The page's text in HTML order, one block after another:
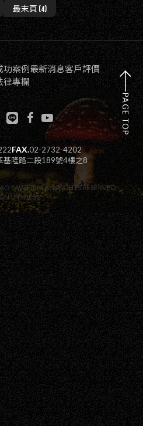
告律師事務所勞資律師團隊親自指
部最新修正案，為各位老闆解析居家
等實務地雷，帶您在風雨中穩健佈
最末頁 (4)
功案例最新消息客戶評價
律專欄
FAX.02-2732-4202
基隆路二段189號4樓之8
LAW FIRMALL RIGHTS RESERVED.
BY IBEST
PAGE TOP